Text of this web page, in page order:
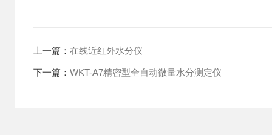
上一篇： 在线近红外水分仪
下一篇： WKT-A7精密型全自动微量水分测定仪